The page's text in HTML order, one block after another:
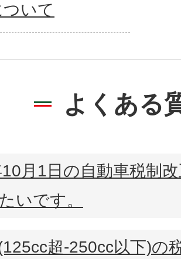
いて
よくある
月1日の自動車税制
いです。
超-250cc以下)の